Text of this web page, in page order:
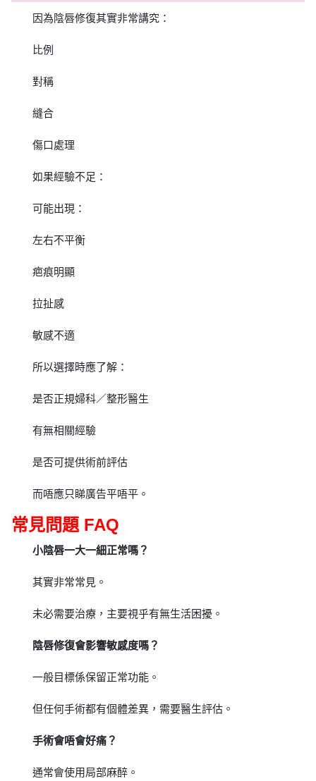
因為陰唇修復其實非常講究：
比例
對稱
縫合
傷口處理
如果經驗不足：
可能出現：
左右不平衡
疤痕明顯
拉扯感
敏感不適
所以選擇時應了解：
是否正規婦科／整形醫生
有無相關經驗
是否可提供術前評估
而唔應只睇廣告平唔平。
常見問題 FAQ
小陰唇一大一細正常嗎？
其實非常常見。
未必需要治療，主要視乎有無生活困擾。
陰唇修復會影響敏感度嗎？
一般目標係保留正常功能。
但任何手術都有個體差異，需要醫生評估。
手術會唔會好痛？
通常會使用局部麻醉。